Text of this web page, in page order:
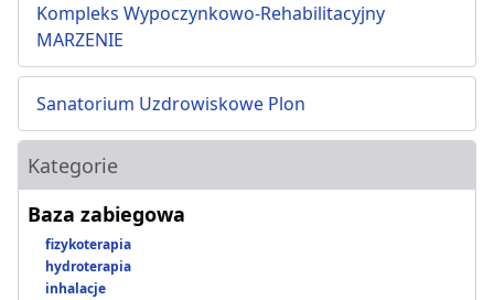
Kompleks Wypoczynkowo-Rehabilitacyjny
MARZENIE
Sanatorium Uzdrowiskowe Plon
Kategorie
Baza zabiegowa
fizykoterapia
hydroterapia
inhalacje